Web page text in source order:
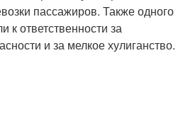
пассажиров. Также одного
к ответственности за
и за мелкое хулиганство.